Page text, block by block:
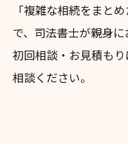
「複雑な相続をまと
で、司法書士が親身に
初回相談・お見積も
相談ください。